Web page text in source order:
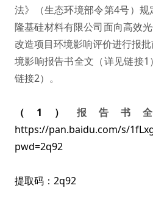
法》（生态环境部令第4号）
隆基硅材料有限公司面向高效
改造项目环境影响评价进行报
境影响报告书全文（详见链接
链接2）。
（1） 报告书
https://pan.baidu.com/s/
pwd=2q92
提取码：2q92